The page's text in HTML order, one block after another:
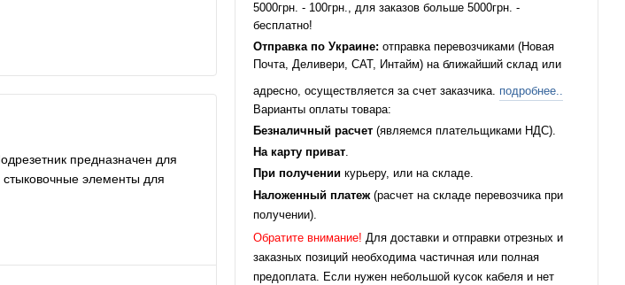
предназначен для
стыковочные элементы для
5000грн. - 100грн., для заказов больше 5000грн. -
бесплатно!
Отправка по Украине: отправка перевозчиками (Новая
Почта, Деливери, САТ, Интайм) на ближайший склад или
адресно, осуществляется за счет заказчика. подробнее..
Варианты оплаты товара:
Безналичный расчет (являемся плательщиками НДС).
На карту приват.
При получении курьеру, или на складе.
Наложенный платеж(расчет на складе перевозчика при
получении).
Обратите внимание! Для доставки и отправки отрезных и
заказных позиций необходима частичная или полная
предоплата. Если нужен небольшой кусок кабеля и нет